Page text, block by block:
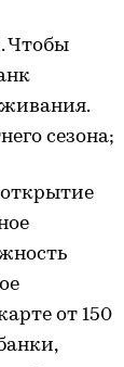
Чтобы
сезона;
от 150